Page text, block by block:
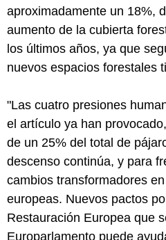
aproximadamente un 18%,
aumento de la cubierta
los últimos años, ya que
nuevos espacios forestales
"Las cuatro presiones
el artículo ya han
de un 25% del total de
descenso continúa, y para
cambios transformadores
europeas. Nuevos pactos
Restauración Europea que
Europarlamento puede